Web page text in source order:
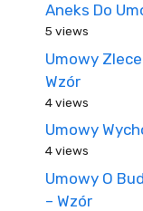
Aneks Do
5 views
Umowy
Wzór
4 views
Umowy
4 views
Umowy O
– Wzór